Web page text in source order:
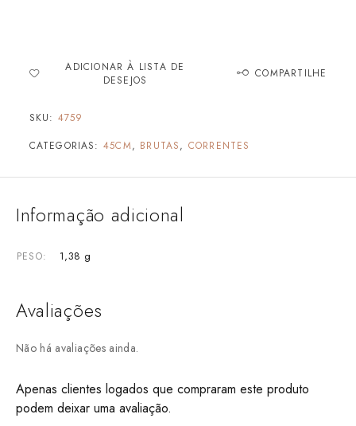
ADICIONAR À LISTA DE
DESEJOS
COMPARTILHE
SKU: 4759
CATEGORIAS: 45CM, BRUTAS, CORRENTES
Informação adicional
PESO 1,38 g
Avaliações
Não há avaliações ainda.
Apenas clientes logados que compraram este produto
podem deixar uma avaliação.